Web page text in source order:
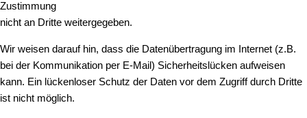
Zustimmung
nicht an Dritte weitergegeben.
Wir weisen darauf hin, dass die Datenübertragung im Internet (z.B.
bei der Kommunikation per E-Mail) Sicherheitslücken aufweisen
kann. Ein lückenloser Schutz der Daten vor dem Zugriff durch Dritte
ist nicht möglich.